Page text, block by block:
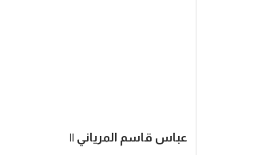
عباس قاسم المرياني ||